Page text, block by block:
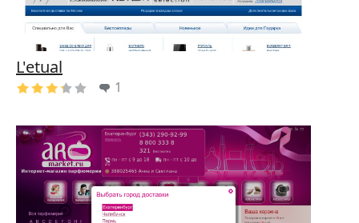
L'etual
1